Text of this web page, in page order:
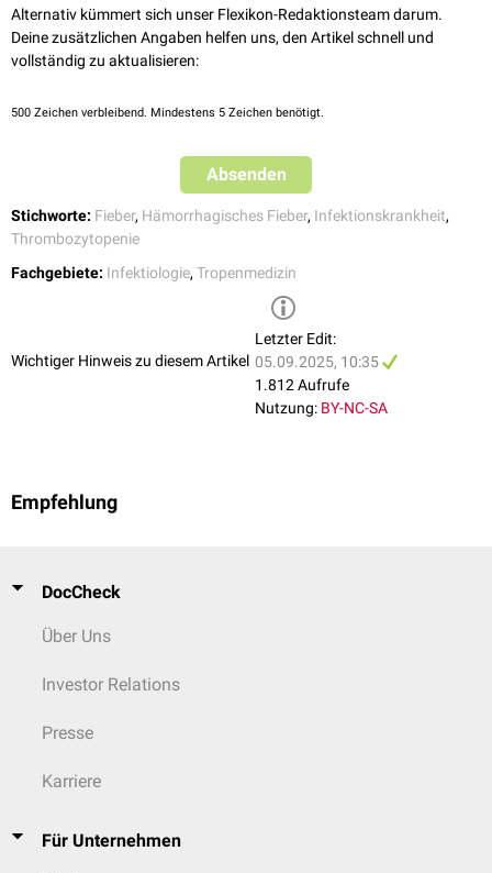
Alternativ kümmert sich unser Flexikon-Redaktionsteam darum.
Deine zusätzlichen Angaben helfen uns, den Artikel schnell und
vollständig zu aktualisieren:
500 Zeichen verbleibend. Mindestens 5 Zeichen benötigt.
Absenden
Stichworte: Fieber, Hämorrhagisches Fieber, Infektionskrankheit,
Thrombozytopenie
Fachgebiete: Infektiologie, Tropenmedizin
Wichtiger Hinweis zu diesem Artikel
Letzter Edit:
05.09.2025, 10:35
1.812 Aufrufe
Nutzung: BY-NC-SA
Empfehlung
DocCheck
Über Uns
Investor Relations
Presse
Karriere
Für Unternehmen